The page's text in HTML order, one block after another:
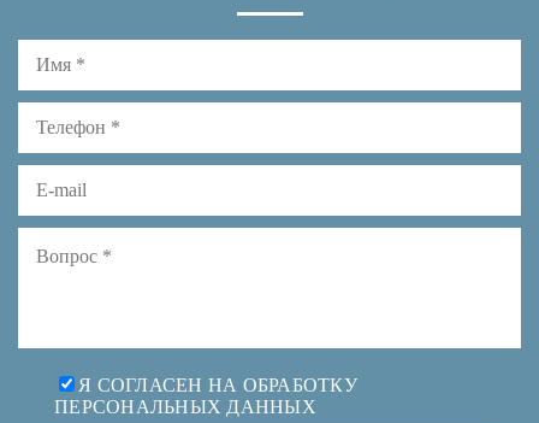
Я СОГЛАСЕН НА ОБРАБОТКУ
ПЕРСОНАЛЬНЫХ ДАННЫХ